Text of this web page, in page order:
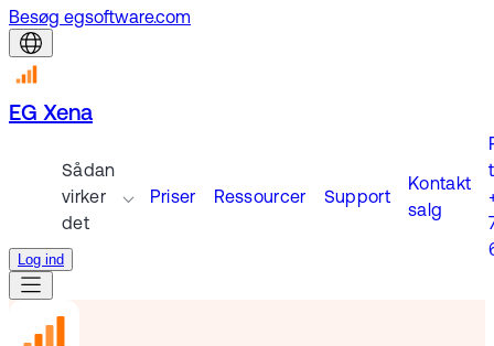
Besøg egsoftware.com
EG Xena
Sådan
virker
det
Priser Ressourcer Support
Kontakt
salg
Log ind